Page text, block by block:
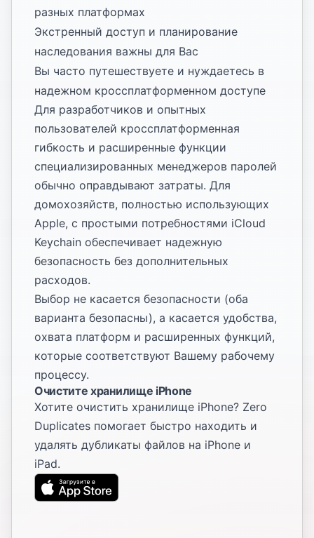
разных платформах
Экстренный доступ и планирование
наследования важны для Вас
Вы часто путешествуете и нуждаетесь в
надежном кроссплатформенном доступе
Для разработчиков и опытных
пользователей кроссплатформенная
гибкость и расширенные функции
специализированных менеджеров паролей
обычно оправдывают затраты. Для
домохозяйств, полностью использующих
Apple, с простыми потребностями iCloud
Keychain обеспечивает надежную
безопасность без дополнительных
расходов.
Выбор не касается безопасности (оба
варианта безопасны), а касается удобства,
охвата платформ и расширенных функций,
которые соответствуют Вашему рабочему
процессу.
Очистите хранилище iPhone
Хотите очистить хранилище iPhone? Zero
Duplicates помогает быстро находить и
удалять дубликаты файлов на iPhone и
iPad.